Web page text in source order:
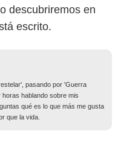
descubriremos en
escrito.
pasando por 'Guerra
hablando sobre mis
qué es lo que más me gusta
que la vida.